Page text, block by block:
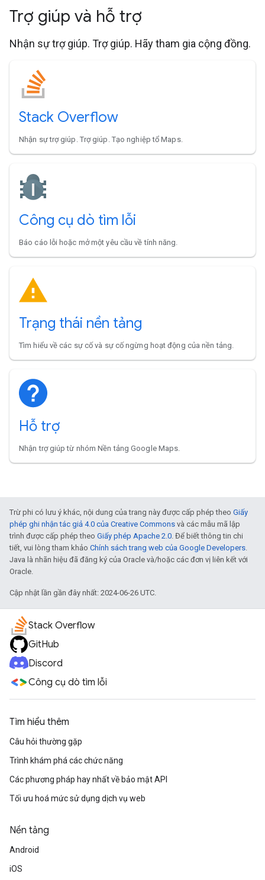
Trợ giúp và hỗ trợ
Nhận sự trợ giúp. Trợ giúp. Hãy tham gia cộng đồng.
Stack Overflow
Nhận sự trợ giúp. Trợ giúp. Tạo nghiệp tổ Maps.
Công cụ dò tìm lỗi
Báo cáo lỗi hoặc mở một yêu cầu về tính năng.
Trạng thái nền tảng
Tìm hiểu về các sự cố và sự cố ngừng hoạt động của nền tảng.
Hỗ trợ
Nhận trợ giúp từ nhóm Nền tảng Google Maps.
Trừ phi có lưu ý khác, nội dung của trang này được cấp phép theo Giấy
phép ghi nhận tác giả 4.0 của Creative Commons và các mẫu mã lập
trình được cấp phép theo Giấy phép Apache 2.0. Để biết thông tin chi
tiết, vui lòng tham khảo Chính sách trang web của Google Developers.
Java là nhãn hiệu đã đăng ký của Oracle và/hoặc các đơn vị liên kết với
Oracle.
Cập nhật lần gần đây nhất: 2024-06-26 UTC.
Stack Overflow
GitHub
Discord
Công cụ dò tìm lỗi
Tìm hiểu thêm
Câu hỏi thường gặp
Trình khám phá các chức năng
Các phương pháp hay nhất về bảo mật API
Tối ưu hoá mức sử dụng dịch vụ web
Nền tảng
Android
iOS